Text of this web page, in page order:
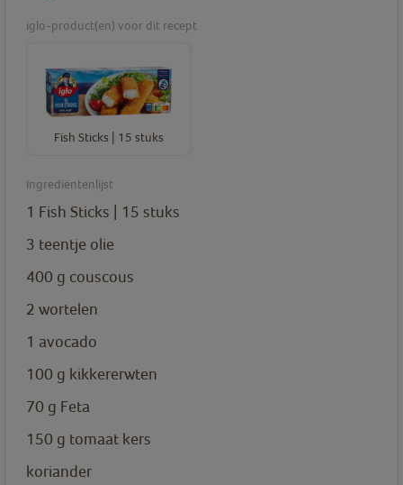
iglo-product(en) voor dit recept
Fish Sticks | 15 stuks
Ingrediëntenlijst
1 Fish Sticks | 15 stuks
3 teentje olie
400 g couscous
2 wortelen
1 avocado
100 g kikkererwten
70 g Feta
150 g tomaat kers
koriander